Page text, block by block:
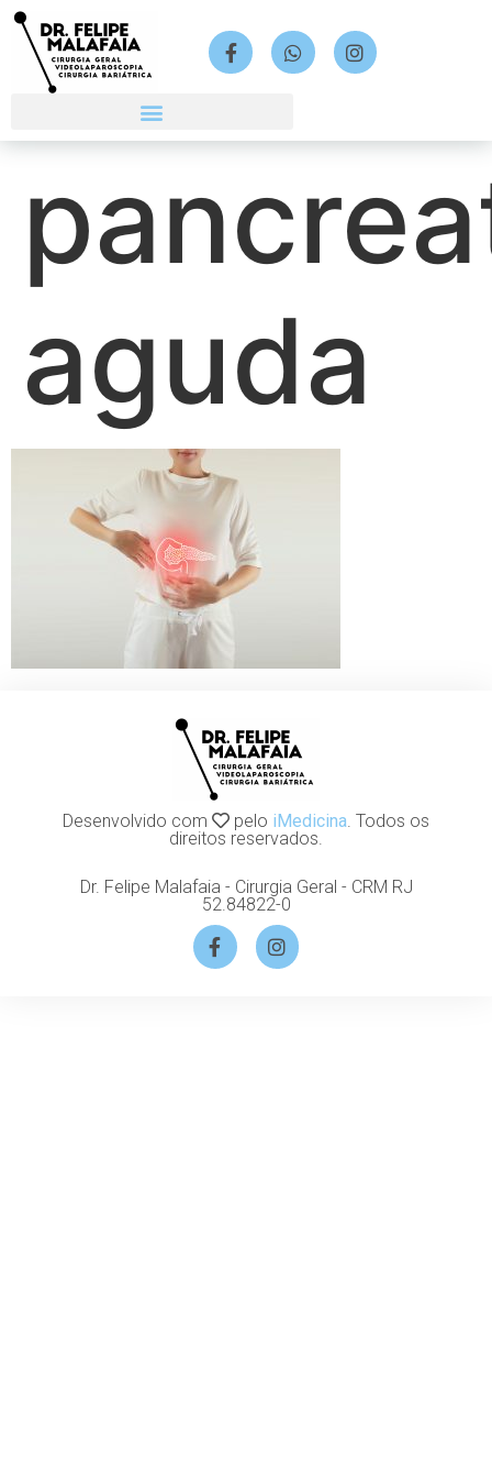
aguda
Desenvolvido com pelo iMedicina. Todos os
direitos reservados.
Dr. Felipe Malafaia - Cirurgia Geral - CRM RJ
52.84822-0